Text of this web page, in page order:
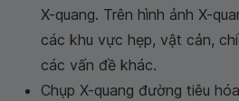
X-quang. Trên hình ảnh X-
các khu vực hẹp, vật cản,
các vấn đề khác.
Chụp X-quang đường tiêu